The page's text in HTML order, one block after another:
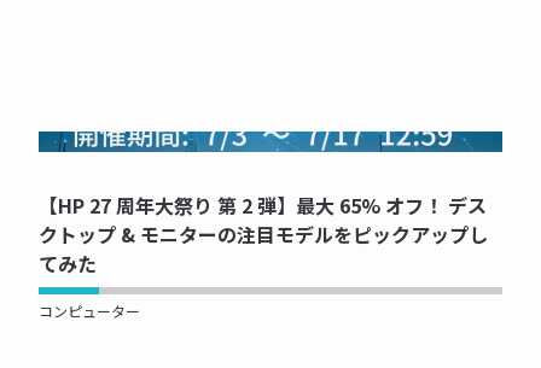
NOW PRINTING...
【HP 27 周年大祭り 第 2 弾】最大 65% オフ！ デス
クトップ & モニターの注目モデルをピックアップし
てみた
コンピューター